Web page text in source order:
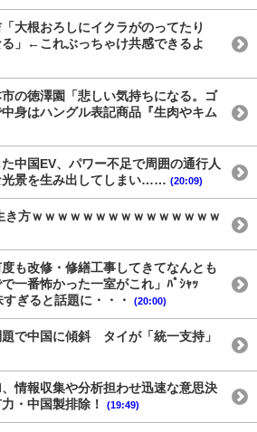
「大根おろしにイクラがのってたり
」←これぶっちゃけ共感できるよ
市の徳澤園「悲しい気持ちになる。ゴ
身はハングル表記商品『生肉やキム
中国EV、パワー不足で周囲の通行人
光景を生み出してしまい…… (20:09)
方ｗｗｗｗｗｗｗｗｗｗｗｗｗｗｗ
も改修・修繕工事してきてなんとも
一番怖かった一室がこれ」ﾊﾟｼｬｯ
ぎると話題に・・・
(20:00)
で中国に傾斜 タイが「統一支持」
情報収集や分析担わせ迅速な意思決
・中国製排除！
(19:49)